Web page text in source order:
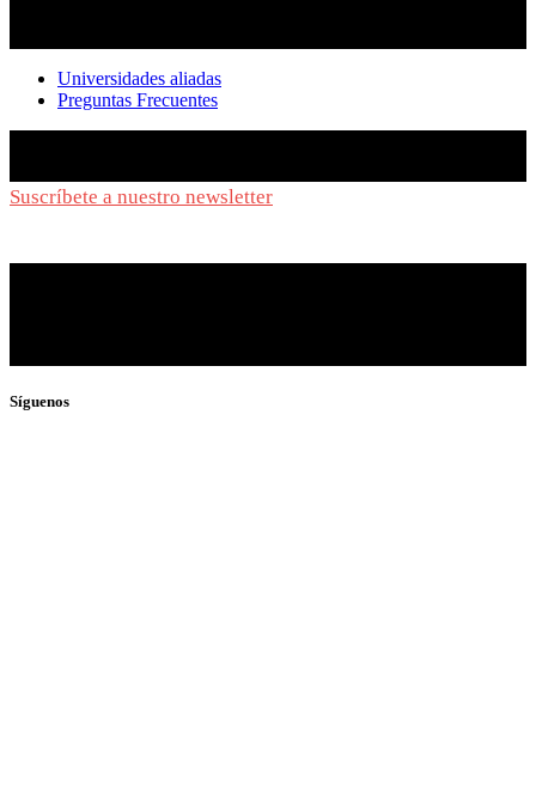
Universidades aliadas
Preguntas Frecuentes
Suscríbete a nuestro newsletter
Síguenos